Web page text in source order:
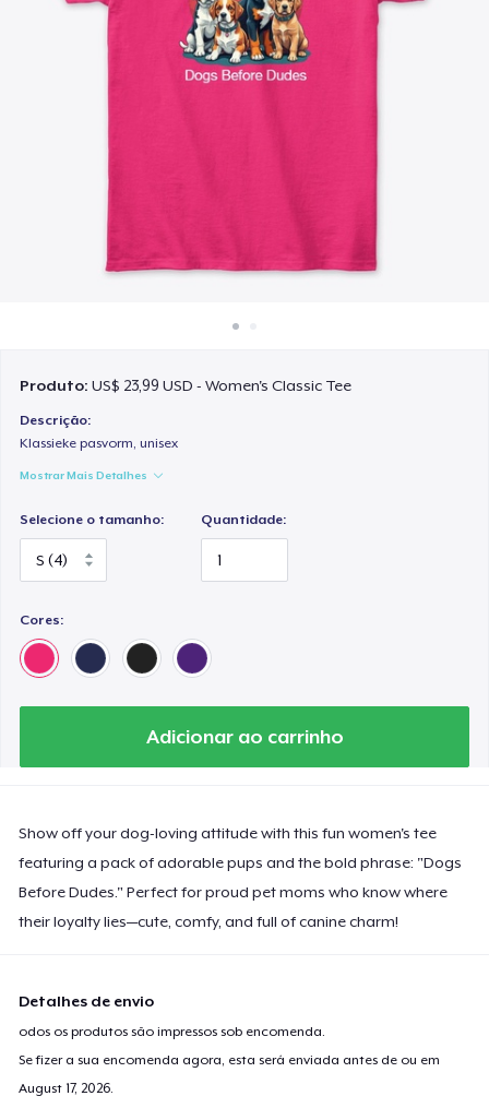
Venda em todo lugar
Produto:US$ 23,99 USD - Women's Classic Tee
Descrição:
Klassieke pasvorm, unisex
Mostrar Mais Detalhes
Selecione o tamanho: Quantidade:
Cores:
Adicionar ao carrinho
Show off your dog-loving attitude with this fun women's tee
featuring a pack of adorable pups and the bold phrase: "Dogs
Before Dudes." Perfect for proud pet moms who know where
their loyalty lies—cute, comfy, and full of canine charm!
Detalhes de envio
odos os produtos são impressos sob encomenda.
Se fizer a sua encomenda agora, esta será enviada antes de ou em
August 17, 2026